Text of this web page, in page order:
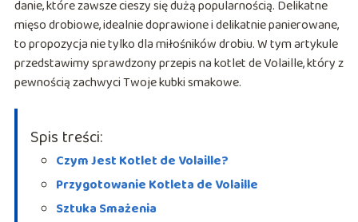
danie, które zawsze cieszy się dużą popularnością. Delikatne
mięso drobiowe, idealnie doprawione i delikatnie panierowane,
to propozycja nie tylko dla miłośników drobiu. W tym artykule
przedstawimy sprawdzony przepis na kotlet de Volaille, który z
pewnością zachwyci Twoje kubki smakowe.
Spis treści:
Czym Jest Kotlet de Volaille?
Przygotowanie Kotleta de Volaille
Sztuka Smażenia